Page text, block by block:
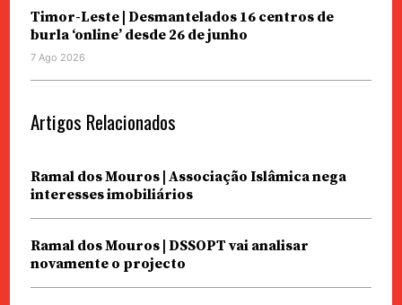
Timor-Leste | Desmantelados 16 centros de
burla ‘online’ desde 26 de junho
7 Ago 2026
Artigos Relacionados
Ramal dos Mouros | Associação Islâmica nega
interesses imobiliários
Ramal dos Mouros | DSSOPT vai analisar
novamente o projecto